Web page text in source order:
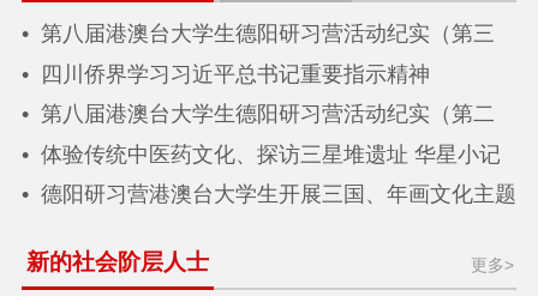
第八届港澳台大学生德阳研习营活动纪实（第三
期）四川侨界学习习近平总书记重要指示精神
第八届港澳台大学生德阳研习营活动纪实（第二
期）体验传统中医药文化、探访三星堆遗址 华星小记
者沉浸式研学巴蜀
德阳研习营港澳台大学生开展三国、年画文化主题
新的社会阶层人士 更多>